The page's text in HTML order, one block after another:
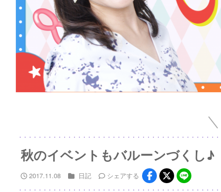
秋のイベントもバルーンづくし♪
2017.11.08 日記 シェアする